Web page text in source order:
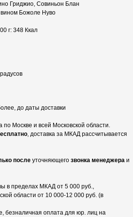
Гриджио, Совиньон Блан
вином Божоле Нуво
г: 348 Ккал
до даты доставки
Москве и всей Московской области.
, доставка за МКАД рассчитывается
после уточняющего звонка менеджера и
в пределах МКАД от 5 000 руб.,
области от 10 000-12 000 руб. (в
безналичная оплата для юр. лиц на